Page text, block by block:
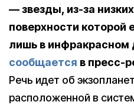
— звезды, из-за
поверхности которой
лишь в инфракрасном
сообщается в пресс-
Речь идет об
расположенной в